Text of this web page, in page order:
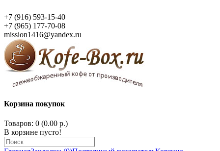
+7 (916) 593-15-40
+7 (965) 177-70-08
mission1416@yandex.ru
Корзина покупок
Товаров: 0 (0.00 р.)
В корзине пусто!